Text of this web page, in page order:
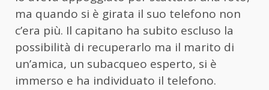
ma quando si è girata il suo telefono non
c’era più. Il capitano ha subito escluso la
possibilità di recuperarlo ma il marito di
un’amica, un subacqueo esperto, si è
immerso e ha individuato il telefono.